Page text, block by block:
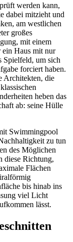
werden kann,
dabei mitzieht und
am westlichen
großes
mit einem
ein Haus mit nur
Spielfeld, um sich
forciert haben.
Architekten, die
heben das
ab: seine Hülle
Swimmingpool
zu tun
des Möglichen
diese Richtung,
Flächen
bis hinab ins
viel Licht
lässt.